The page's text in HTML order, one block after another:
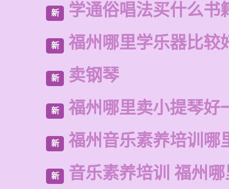
新 学通俗唱法买什么书
新 福州哪里学乐器比较
新 卖钢琴
新 福州哪里卖小提琴好
新 福州音乐素养培训哪
新 音乐素养培训 福州